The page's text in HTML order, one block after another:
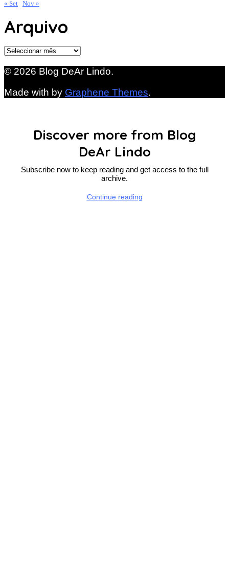
« Set Nov »
Arquivo
Arquivo
© 2026 Blog DeAr Lindo.
Made with by Graphene Themes.
Discover more from Blog
DeAr Lindo
Subscribe now to keep reading and get access to the full
archive.
Continue reading